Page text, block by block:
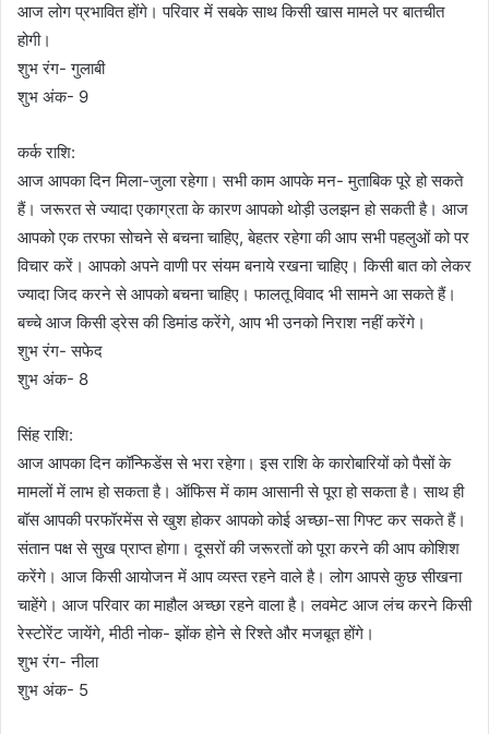
आज लोग प्रभावित होंगे। परिवार में सबके साथ किसी खास मामले पर बातचीत
होगी।
शुभ रंग- गुलाबी
शुभ अंक- 9
कर्क राशि:
आज आपका दिन मिला-जुला रहेगा। सभी काम आपके मन- मुताबिक पूरे हो सकते
हैं। जरूरत से ज्यादा एकाग्रता के कारण आपको थोड़ी उलझन हो सकती है। आज
आपको एक तरफा सोचने से बचना चाहिए, बेहतर रहेगा की आप सभी पहलुओं को पर
विचार करें। आपको अपने वाणी पर संयम बनाये रखना चाहिए। किसी बात को लेकर
ज्यादा जिद करने से आपको बचना चाहिए। फालतू विवाद भी सामने आ सकते हैं।
बच्चे आज किसी ड्रेस की डिमांड करेंगे, आप भी उनको निराश नहीं करेंगे।
शुभ रंग- सफेद
शुभ अंक- 8
सिंह राशि:
आज आपका दिन कॉन्फिडेंस से भरा रहेगा। इस राशि के कारोबारियों को पैसों के
मामलों में लाभ हो सकता है। ऑफिस में काम आसानी से पूरा हो सकता है। साथ ही
बॉस आपकी परफॉरमेंस से खुश होकर आपको कोई अच्छा-सा गिफ्ट कर सकते हैं।
संतान पक्ष से सुख प्राप्त होगा। दूसरों की जरूरतों को पूरा करने की आप कोशिश
करेंगे। आज किसी आयोजन में आप व्यस्त रहने वाले है। लोग आपसे कुछ सीखना
चाहेंगे। आज परिवार का माहौल अच्छा रहने वाला है। लवमेट आज लंच करने किसी
रेस्टोरेंट जायेंगे, मीठी नोक- झोंक होने से रिश्ते और मजबूत होंगे।
शुभ रंग- नीला
शुभ अंक- 5